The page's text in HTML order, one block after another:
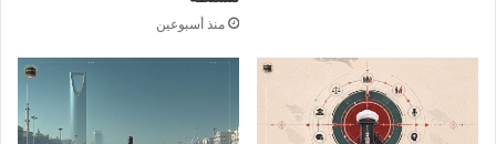
منذ أسبوعين